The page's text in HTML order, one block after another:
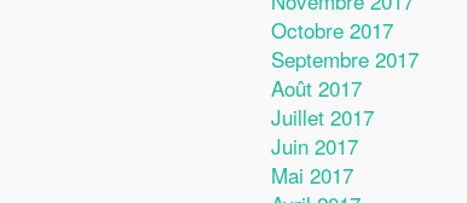
Octobre 2017
Septembre 2017
Août 2017
Juillet 2017
Juin 2017
Mai 2017